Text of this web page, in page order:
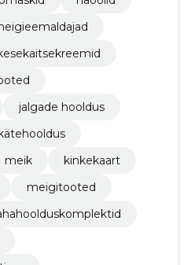
jalgade hooldus
meik
kinkekaart
meigitooted